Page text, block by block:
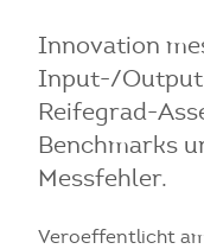
Innovation
Input-/
Reifegrad-
Benchmarks
Messfehler.
Veroeffentlicht